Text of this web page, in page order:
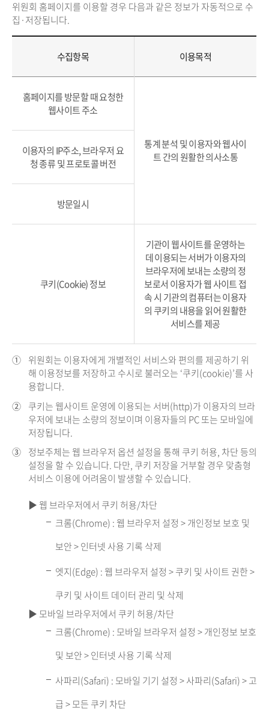
위원회 홈페이지를 이용할 경우 다음과 같은 정보가 자동적으로 수
집·저장됩니다.
수집항목 이용목적
홈페이지를 방문할 때 요청한
웹사이트 주소
통계 분석 및 이용자와 웹사이
트 간의 원활한 의사소통
이용자의 IP주소, 브라우저 요
청 종류 및 프로토콜 버전
방문일시
쿠키(Cookie) 정보
기관이 웹사이트를 운영하는
데 이용되는 서버가 이용자의
브라우저에 보내는 소량의 정
보로서 이용자가 웹 사이트 접
속 시 기관의 컴퓨터는 이용자
의 쿠키의 내용을 읽어 원활한
서비스를 제공
① 위원회는 이용자에게 개별적인 서비스와 편의를 제공하기 위
해 이용정보를 저장하고 수시로 불러오는 ‘쿠키(cookie)’를 사
용합니다.
② 쿠키는 웹사이트 운영에 이용되는 서버(http)가 이용자의 브라
우저에 보내는 소량의 정보이며 이용자들의 PC 또는 모바일에
저장됩니다.
③ 정보주체는 웹 브라우저 옵션 설정을 통해 쿠키 허용, 차단 등의
설정을 할 수 있습니다. 다만, 쿠키 저장을 거부할 경우 맞춤형
서비스 이용에 어려움이 발생할 수 있습니다.
▶ 웹 브라우저에서 쿠키 허용/차단
크롬(Chrome) : 웹 브라우저 설정 > 개인정보 보호 및
보안 > 인터넷 사용 기록 삭제
엣지(Edge) : 웹 브라우저 설정 > 쿠키 및 사이트 권한 >
쿠키 및 사이트 데이터 관리 및 삭제
▶ 모바일 브라우저에서 쿠키 허용/차단
크롬(Chrome) : 모바일 브라우저 설정 > 개인정보 보호
및 보안 > 인터넷 사용 기록 삭제
사파리(Safari) : 모바일 기기 설정 > 사파리(Safari) > 고
급 > 모든 쿠키 차단